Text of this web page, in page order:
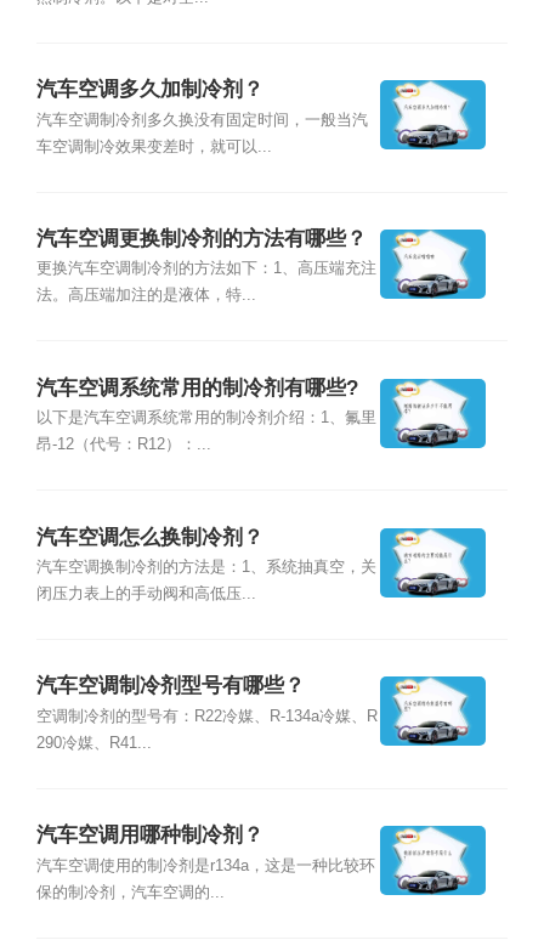
汽车空调多久加制冷剂？
汽车空调制冷剂多久换没有固定时间，一般当汽
车空调制冷效果变差时，就可以...
汽车空调更换制冷剂的方法有哪些？
更换汽车空调制冷剂的方法如下：1、高压端充注
法。高压端加注的是液体，特...
汽车空调系统常用的制冷剂有哪些?
以下是汽车空调系统常用的制冷剂介绍：1、氟里
昂-12（代号：R12）：...
汽车空调怎么换制冷剂？
汽车空调换制冷剂的方法是：1、系统抽真空，关
闭压力表上的手动阀和高低压...
汽车空调制冷剂型号有哪些？
空调制冷剂的型号有：R22冷媒、R-134a冷媒、R
290冷媒、R41...
汽车空调用哪种制冷剂？
汽车空调使用的制冷剂是r134a，这是一种比较环
保的制冷剂，汽车空调的...